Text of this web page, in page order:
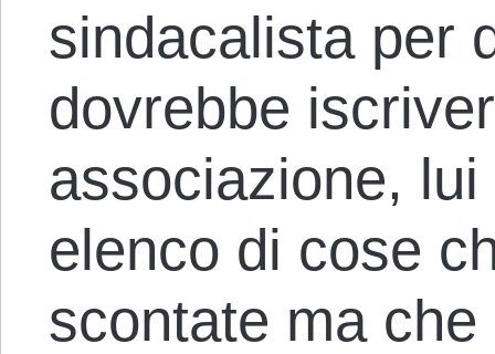
sindacalista per
dovrebbe
associazione,
elenco di cose
scontate ma